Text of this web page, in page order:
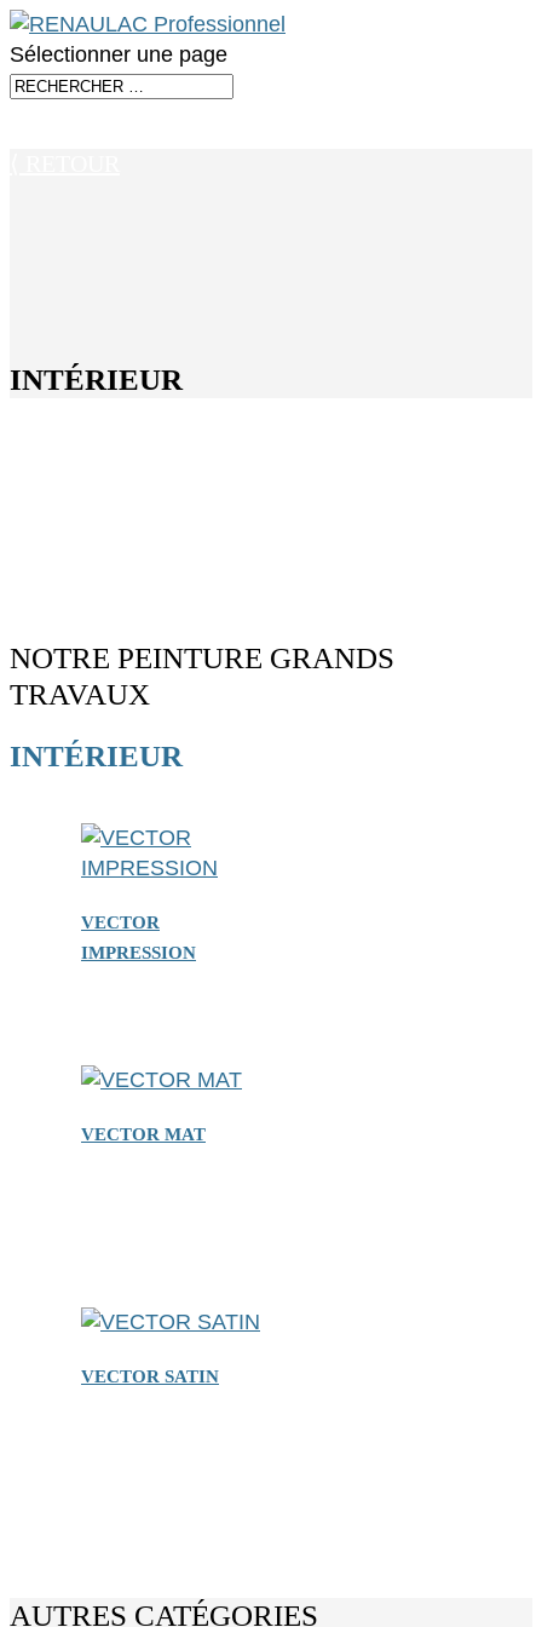
Sélectionner une page
INTÉRIEUR
NOTRE PEINTURE GRANDS
TRAVAUX
INTÉRIEUR
VECTOR
IMPRESSION
VECTOR MAT
VECTOR SATIN
AUTRES CATÉGORIES